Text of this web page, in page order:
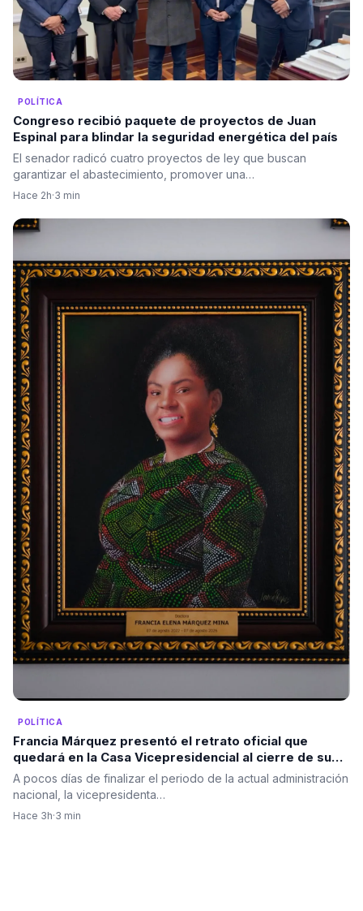
POLÍTICA
Congreso recibió paquete de proyectos de Juan
Espinal para blindar la seguridad energética del país
El senador radicó cuatro proyectos de ley que buscan
garantizar el abastecimiento, promover una…
Hace 2h·3 min
POLÍTICA
Francia Márquez presentó el retrato oficial que
quedará en la Casa Vicepresidencial al cierre de su
mandato
A pocos días de finalizar el periodo de la actual administración
nacional, la vicepresidenta…
Hace 3h·3 min